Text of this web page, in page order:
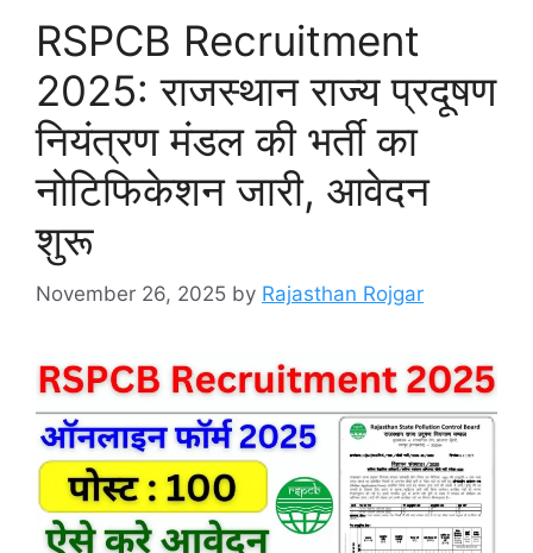
RSPCB Recruitment
2025: राजस्थान राज्य प्रदूषण
नियंत्रण मंडल की भर्ती का
नोटिफिकेशन जारी, आवेदन
शुरू
November 26, 2025 by Rajasthan Rojgar